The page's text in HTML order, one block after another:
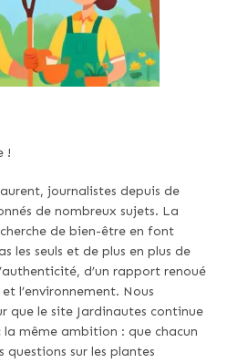
!
journalistes depuis de
de nombreux sujets. La
de bien-être en font
les seuls et de plus en plus de
d’un rapport renoué
l’environnement. Nous
que le site Jardinautes continue
même ambition : que chacun
questions sur les plantes